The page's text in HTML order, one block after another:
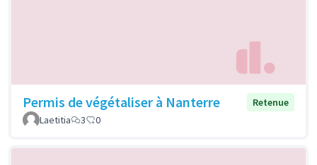
Permis de végétaliser à Nanterre
Retenue
Laetitia
3 0